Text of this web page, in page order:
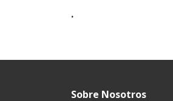
.
Sobre Nosotros